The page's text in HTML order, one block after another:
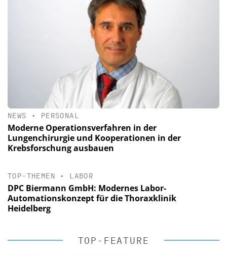
NEWS • PERSONAL
Moderne Operationsverfahren in der
Lungenchirurgie und Kooperationen in der
Krebsforschung ausbauen
TOP-THEMEN • LABOR
DPC Biermann GmbH: Modernes Labor-
Automationskonzept für die Thoraxklinik
Heidelberg
TOP-FEATURE